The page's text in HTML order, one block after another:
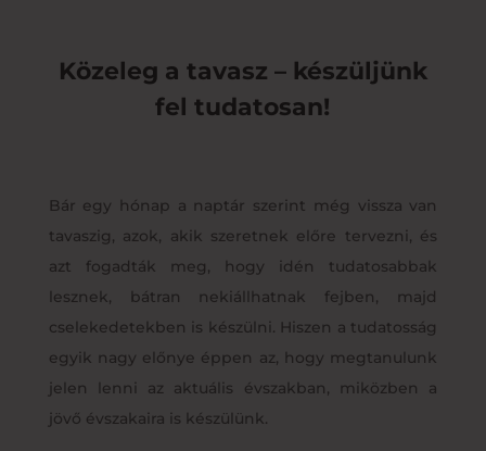
Közeleg a tavasz – készüljünk
fel tudatosan!
Bár egy hónap a naptár szerint még vissza van
tavaszig, azok, akik szeretnek előre tervezni, és
azt fogadták meg, hogy idén tudatosabbak
lesznek, bátran nekiállhatnak fejben, majd
cselekedetekben is készülni. Hiszen a tudatosság
egyik nagy előnye éppen az, hogy megtanulunk
jelen lenni az aktuális évszakban, miközben a
jövő évszakaira is készülünk.